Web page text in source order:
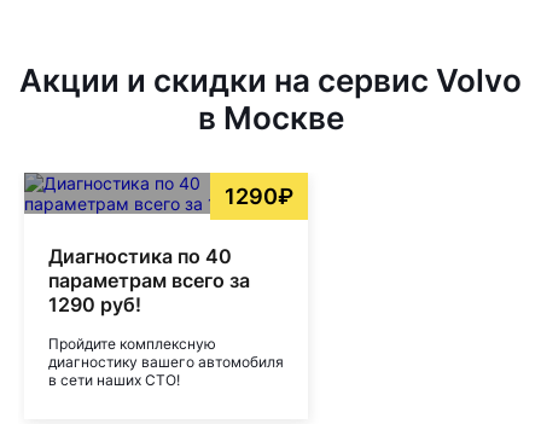
Акции и скидки на сервис Volvo
в Москве
1290₽
Диагностика по 40
параметрам всего за
1290 руб!
Пройдите комплексную
диагностику вашего автомобиля
в сети наших СТО!